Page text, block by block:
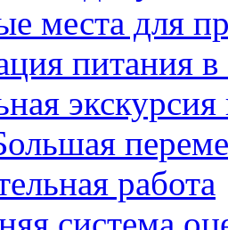
места для
питания в
работа